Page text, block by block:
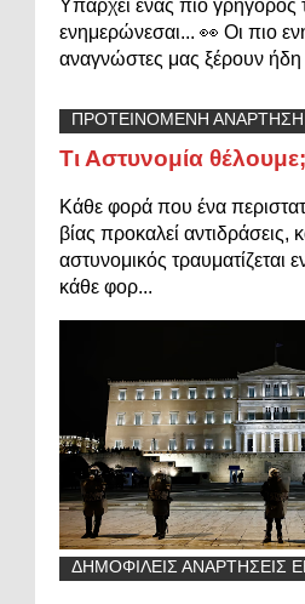
Υπάρχει ένας πιο γρήγορος
ενημερώνεσαι... 👀 Οι πιο
αναγνώστες μας ξέρουν ήδη
ΠΡΟΤΕΙΝΟΜΕΝΗ ΑΝΑΡΤΗΣΗ
Τι Αστυνομία θέλουμε;
Κάθε φορά που ένα
βίας προκαλεί
αστυνομικός τραυματίζεται
κάθε φορ...
ΔΗΜΟΦΙΛΕΙΣ ΑΝΑΡΤΗΣΕΙΣ